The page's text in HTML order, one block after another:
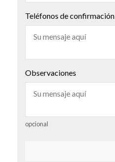
Teléfonos de confirmación
Observaciones
opcional